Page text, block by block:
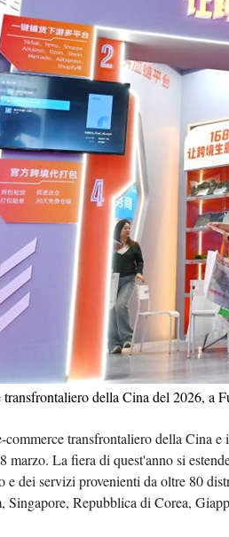
della Cina del 2026,
commerce transfrontaliero della Cina
marzo. La fiera di quest'anno si
dei servizi provenienti da oltre 80
Singapore, Repubblica di Corea,